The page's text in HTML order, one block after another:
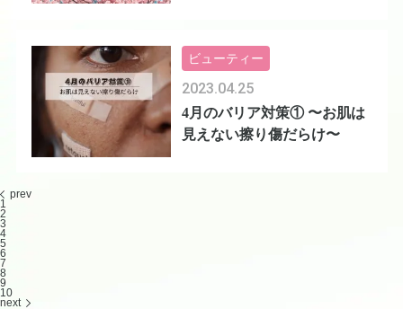
4月のバリア対策① 〜お肌は
見えない擦り傷だらけ〜
2023.04.25
ビューティー
prev
1
2
3
4
5
6
7
8
9
10
next